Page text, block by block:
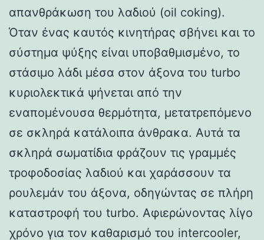
απανθράκωση του λαδιού (oil coking).
Όταν ένας καυτός κινητήρας σβήνει και το
σύστημα ψύξης είναι υποβαθμισμένο, το
στάσιμο λάδι μέσα στον άξονα του turbo
κυριολεκτικά ψήνεται από την
εναπομένουσα θερμότητα, μετατρεπόμενο
σε σκληρά κατάλοιπα άνθρακα. Αυτά τα
σκληρά σωματίδια φράζουν τις γραμμές
τροφοδοσίας λαδιού και χαράσσουν τα
ρουλεμάν του άξονα, οδηγώντας σε πλήρη
καταστροφή του turbo. Αφιερώνοντας λίγο
χρόνο για τον καθαρισμό του intercooler,